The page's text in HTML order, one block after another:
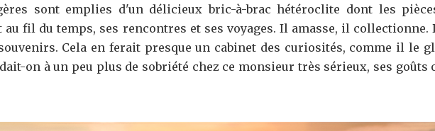
sont emplies d'un délicieux bric-à-brac hétéroclite dont les
fil du temps, ses rencontres et ses voyages. Il amasse, il collectionne.
Cela en ferait presque un cabinet des curiosités, comme il le
on à un peu plus de sobriété chez ce monsieur très sérieux, ses goûts